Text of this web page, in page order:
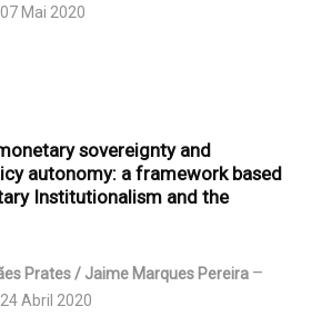
07 Mai 2020
sovereignty and
autonomy: a framework based
Institutionalism and the
Prates / Jaime Marques Pereira
24 Abril 2020